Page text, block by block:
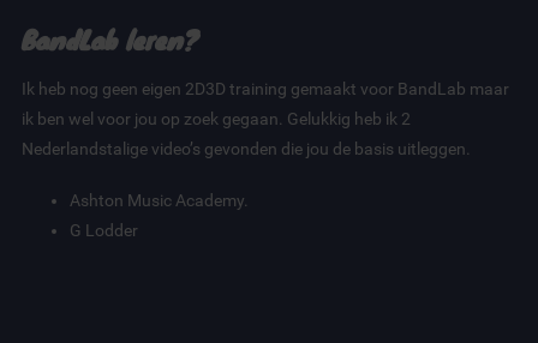
BandLab leren?
Ik heb nog geen eigen 2D3D training gemaakt voor BandLab maar
ik ben wel voor jou op zoek gegaan. Gelukkig heb ik 2
Nederlandstalige video’s gevonden die jou de basis uitleggen.
Ashton Music Academy.
G Lodder